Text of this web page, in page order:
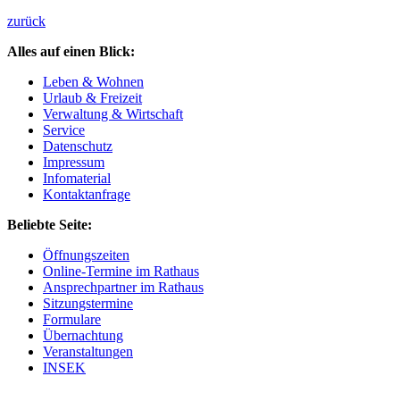
zurück
Alles auf einen Blick:
Leben & Wohnen
Urlaub & Freizeit
Verwaltung & Wirtschaft
Service
Datenschutz
Impressum
Infomaterial
Kontaktanfrage
Beliebte Seite:
Öffnungszeiten
Online-Termine im Rathaus
Ansprechpartner im Rathaus
Sitzungstermine
Formulare
Übernachtung
Veranstaltungen
INSEK